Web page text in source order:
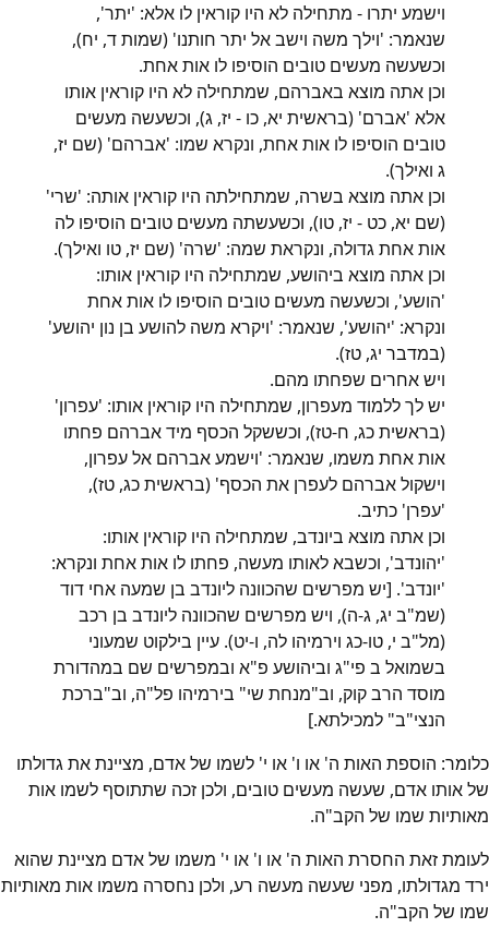
וישמע יתרו - מתחילה לא היו קוראין לו אלא: 'יתר',
שנאמר: 'וילך משה וישב אל יתר חותנו' (שמות ד, יח),
וכשעשה מעשים טובים הוסיפו לו אות אחת.
וכן אתה מוצא באברהם, שמתחילה לא היו קוראין אותו
אלא 'אברם' (בראשית יא, כו - יז, ג), וכשעשה מעשים
טובים הוסיפו לו אות אחת, ונקרא שמו: 'אברהם' (שם יז,
ג ואילך).
וכן אתה מוצא בשרה, שמתחילתה היו קוראין אותה: 'שרי'
(שם יא, כט - יז, טו), וכשעשתה מעשים טובים הוסיפו לה
אות אחת גדולה, ונקראת שמה: 'שרה' (שם יז, טו ואילך).
וכן אתה מוצא ביהושע, שמתחילה היו קוראין אותו:
'הושע', וכשעשה מעשים טובים הוסיפו לו אות אחת
ונקרא: 'יהושע', שנאמר: 'ויקרא משה להושע בן נון יהושע'
(במדבר יג, טז).
ויש אחרים שפחתו מהם.
יש לך ללמוד מעפרון, שמתחילה היו קוראין אותו: 'עפרון'
(בראשית כג, ח-טז), וכששקל הכסף מיד אברהם פחתו
אות אחת משמו, שנאמר: 'וישמע אברהם אל עפרון,
וישקול אברהם לעפרן את הכסף' (בראשית כג, טז),
'עפרן' כתיב.
וכן אתה מוצא ביונדב, שמתחילה היו קוראין אותו:
'יהונדב', וכשבא לאותו מעשה, פחתו לו אות אחת ונקרא:
'יונדב'. [יש מפרשים שהכוונה ליונדב בן שמעה אחי דוד
(שמ"ב יג, ג-ה), ויש מפרשים שהכוונה ליונדב בן רכב
(מל"ב י, טו-כג וירמיהו לה, ו-יט). עיין בילקוט שמעוני
בשמואל ב פי"ג וביהושע פ"א ובמפרשים שם במהדורת
מוסד הרב קוק, וב"מנחת שי" בירמיהו פל"ה, וב"ברכת
הנצי"ב" למכילתא.]
כלומר: הוספת האות ה' או ו' או י' לשמו של אדם, מציינת את גדולתו
של אותו אדם, שעשה מעשים טובים, ולכן זכה שתתוסף לשמו אות
מאותיות שמו של הקב"ה.
לעומת זאת החסרת האות ה' או ו' או י' משמו של אדם מציינת שהוא
ירד מגדולתו, מפני שעשה מעשה רע, ולכן נחסרה משמו אות מאותיות
שמו של הקב"ה.